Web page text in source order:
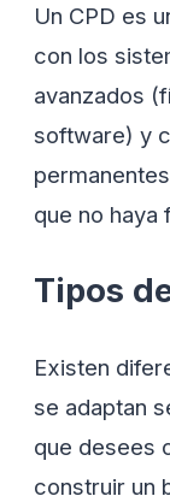
Un CPD es
con los
avanzados
software) y
que no haya
Tipos
Existen
se adaptan
que desees
construir un